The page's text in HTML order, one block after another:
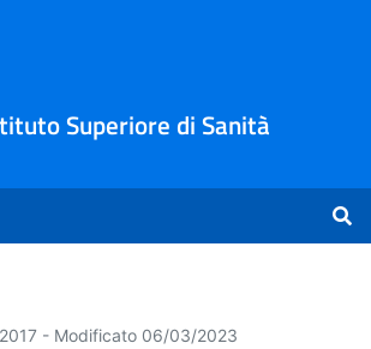
Superiore di Sanità
- Modificato 06/03/2023